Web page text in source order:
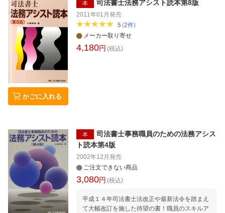
かごに入れる
本 司法書士法務アシスト読本第8版
2011年01月 発売
5(2件)
メーカー取り寄せ
4,180円 (税込)
本
司法書士事務職員のための法務アシス
ト読本第4版
2002年12月 発売
ご注文できない商品
3,080円 (税込)
平成１４年司法書士法改正や最新法令を踏まえ
て大幅改訂を施した待望の書！職員のスキルア